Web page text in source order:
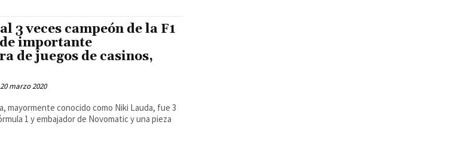
3 veces campeón de la F1
importante
de juegos de casinos,
20 marzo 2020
mayormente conocido como Niki Lauda, fue 3
1 y embajador de Novomatic y una pieza